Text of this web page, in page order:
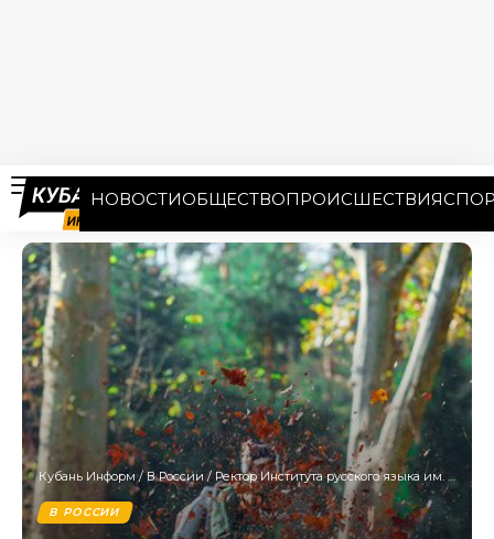
НОВОСТИОБЩЕСТВОПРОИСШЕСТВИЯ
Кубань Информ/В России/ Ректор Института русского языка им. Пушкина снята с должности за незаконную выдачу сертификатов мигрантам
В РОССИИ